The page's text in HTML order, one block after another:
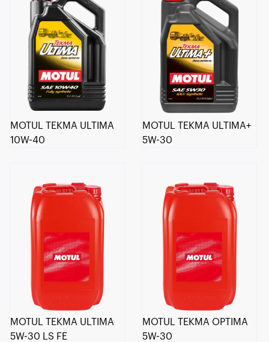
MOTUL TEKMA ULTIMA
10W-40
MOTUL TEKMA ULTIMA+
5W-30
MOTUL TEKMA ULTIMA
5W-30 LS FE
MOTUL TEKMA OPTIMA
5W-30